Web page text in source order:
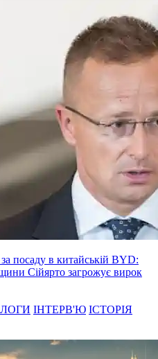
посаду в китайській BYD:
Сійярто загрожує вирок
ІНТЕРВ'Ю ІСТОРІЯ